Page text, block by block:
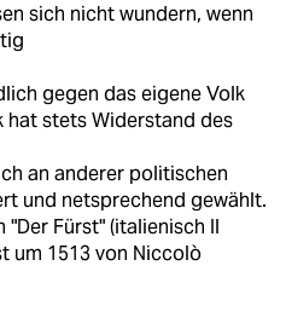
sich nicht wundern, wenn
gegen das eigene Volk
stets Widerstand des
an anderer politischen
und netsprechend gewählt.
"Der Fürst" (italienisch Il
um 1513 von Niccolò